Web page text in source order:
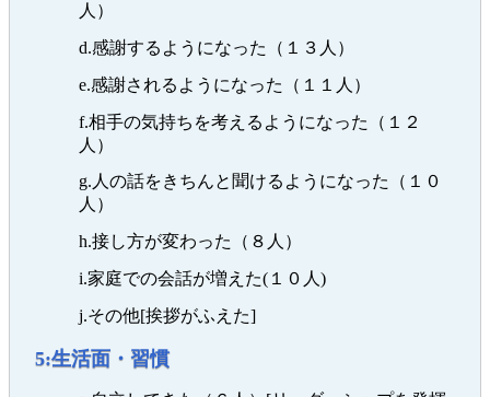
人）
d.感謝するようになった（１３人）
e.感謝されるようになった（１１人）
f.相手の気持ちを考えるようになった（１２
人）
g.人の話をきちんと聞けるようになった（１０
人）
h.接し方が変わった（８人）
i.家庭での会話が増えた(１０人)
j.その他[挨拶がふえた]
5:生活面・習慣